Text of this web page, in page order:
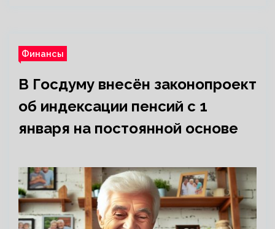
Финансы
В Госдуму внесён законопроект
об индексации пенсий с 1
января на постоянной основе